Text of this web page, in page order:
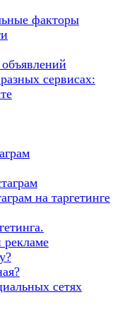
факторы
сервисах:
на таргетинге
рекламе
сетях